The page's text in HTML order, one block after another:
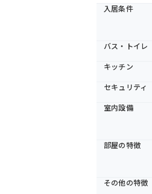
入居条件
バス・トイレ
キッチン
セキュリティ
室内設備
部屋の特徴
その他の特徴